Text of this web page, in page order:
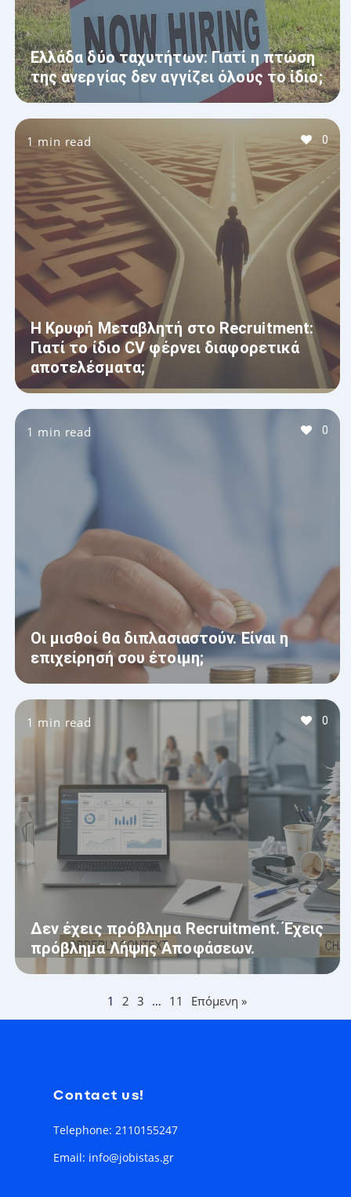
Ελλάδα δύο ταχυτήτων: Γιατί η πτώση
της ανεργίας δεν αγγίζει όλους το ίδιο;
1 min read 0
Η Κρυφή Μεταβλητή στο Recruitment:
Γιατί το ίδιο CV φέρνει διαφορετικά
αποτελέσματα;
1 min read 0
Οι μισθοί θα διπλασιαστούν. Είναι η
επιχείρησή σου έτοιμη;
1 min read 0
Δεν έχεις πρόβλημα Recruitment. Έχεις
πρόβλημα Λήψης Αποφάσεων.
1 2 3 … 11 Επόμενη »
Contact us!
Telephone: 2110155247
Email: info@jobistas.gr